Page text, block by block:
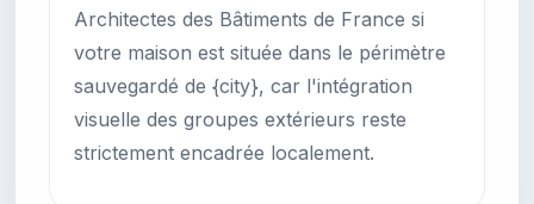
Architectes des Bâtiments de France si
votre maison est située dans le périmètre
sauvegardé de {city}, car l'intégration
visuelle des groupes extérieurs reste
strictement encadrée localement.